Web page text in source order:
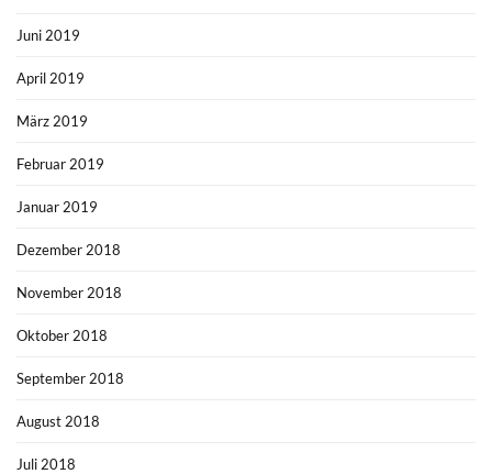
Juni 2019
April 2019
März 2019
Februar 2019
Januar 2019
Dezember 2018
November 2018
Oktober 2018
September 2018
August 2018
Juli 2018